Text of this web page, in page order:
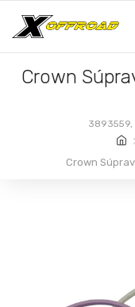
Crown
3893559,
Crown